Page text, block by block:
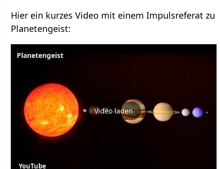
Hier ein kurzes Video mit einem Impulsreferat zu
Planetengeist:
Planetengeist
Video laden
YouTube